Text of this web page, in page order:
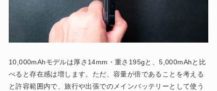
10,000mAhモデルは厚さ14mm・重さ195gと、5,000mAhと比
べると存在感は増します。ただ、容量が倍であることを考える
と許容範囲内で、旅行や出張でのメインバッテリーとして使う